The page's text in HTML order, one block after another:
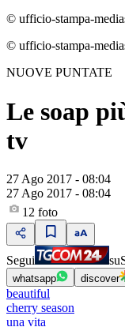
© ufficio-stampa-
© ufficio-stampa-
NUOVE PUNTATE
Le soap
tv
27 Ago 2017 - 08:04
27 Ago 2017 - 08:04
12 foto
Segui su
whatsapp discover
beautiful
cherry season
una vita